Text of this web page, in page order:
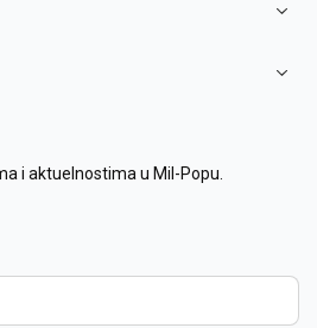
i aktuelnostima u Mil-Popu.